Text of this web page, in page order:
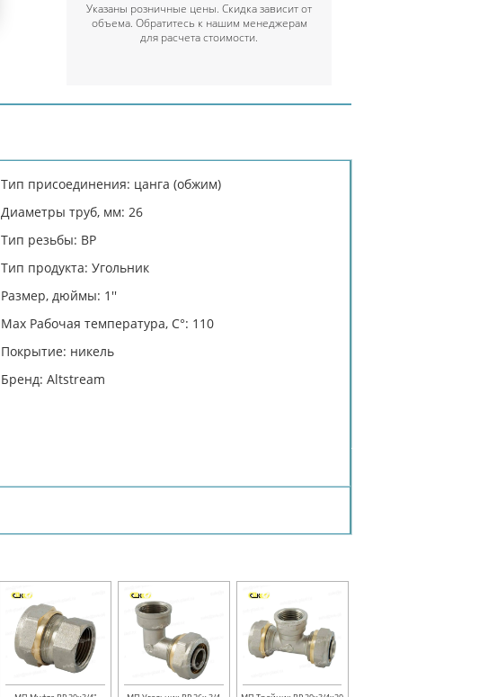
Указаны розничные цены. Скидка зависит от
объема. Обратитесь к нашим менеджерам
для расчета стоимости.
Тип присоединения: цанга (обжим)
Диаметры труб, мм: 26
Тип резьбы: ВР
Тип продукта: Угольник
Размер, дюймы: 1''
Max Рабочая температура, C°: 110
Покрытие: никель
Бренд: Altstream